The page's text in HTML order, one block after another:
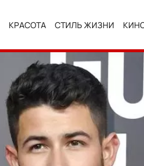
КРАСОТА СТИЛЬ ЖИЗНИ